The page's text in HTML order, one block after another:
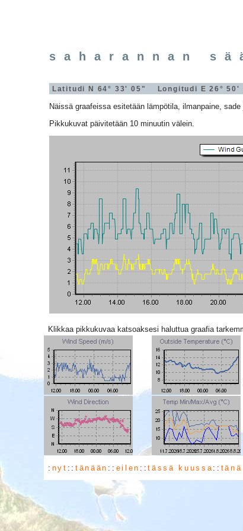
saharannan
Latitudi N 64° 33' 05" Longitudi E 26°
Näissä graafeissa esitetään lämpötila, ilmanpaine,
Pikkukuvat päivitetään 10 minuutin välein.
Klikkaa pikkukuvaa katsoaksesi haluttua graafia
: nyt ::tänään :: eilen ::tässä kuussa::